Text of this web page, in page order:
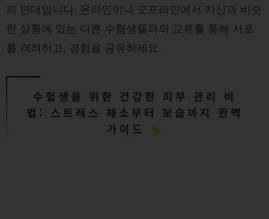
의 연대입니다. 온라인이나 오프라인에서 자신과 비슷
한 상황에 있는 다른 수험생들과의 교류를 통해 서로
를 격려하고, 경험을 공유하세요.
수험생을 위한 건강한 피부 관리 비
법: 스트레스 해소부터 보습까지 완벽
가이드